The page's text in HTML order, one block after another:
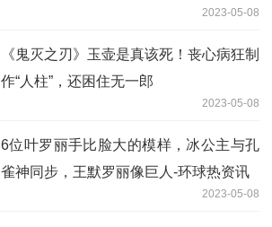
2023-05-08
《鬼灭之刃》玉壶是真该死！丧心病狂制
作“人柱”，还困住无一郎
2023-05-08
6位叶罗丽手比脸大的模样，冰公主与孔
雀神同步，王默罗丽像巨人-环球热资讯
2023-05-08